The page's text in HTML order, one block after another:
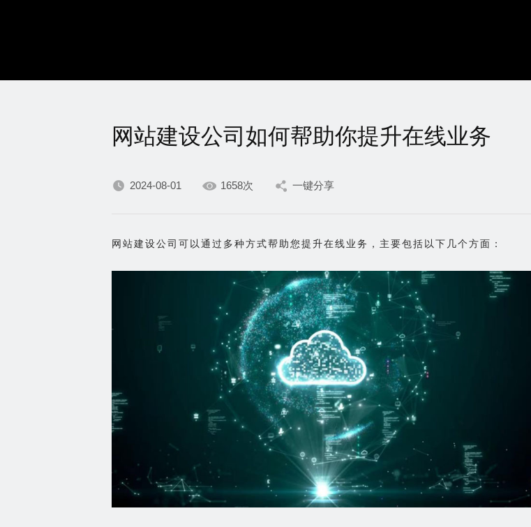
网站建设公司如何帮助你提升在线业务
2024-08-01 1658次 一键分享
网站建设公司可以通过多种方式帮助您提升在线业务，主要包括以下几个方面：